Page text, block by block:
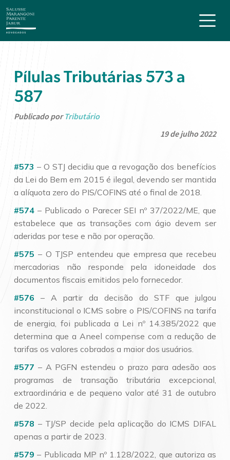
Pílulas Tributárias 573 a
587
Publicado porTributário
19 de julho 2022
#573 – O STJ decidiu que a revogação dos benefícios
da Lei do Bem em 2015 é ilegal, devendo ser mantida
a alíquota zero do PIS/COFINS até o final de 2018.
#574 – Publicado o Parecer SEI nº 37/2022/ME, que
estabelece que as transações com ágio devem ser
aderidas por tese e não por operação.
#575 – O TJSP entendeu que empresa que recebeu
mercadorias não responde pela idoneidade dos
documentos fiscais emitidos pelo fornecedor.
#576 – A partir da decisão do STF que julgou
inconstitucional o ICMS sobre o PIS/COFINS na tarifa
de energia, foi publicada a Lei nº 14.385/2022 que
determina que a Aneel compense com a redução de
tarifas os valores cobrados a maior dos usuários.
#577 – A PGFN estendeu o prazo para adesão aos
programas de transação tributária excepcional,
extraordinária e de pequeno valor até 31 de outubro
de 2022.
#578 – TJ/SP decide pela aplicação do ICMS DIFAL
apenas a partir de 2023.
#579 – Publicada MP nº 1.128/2022, que autoriza as